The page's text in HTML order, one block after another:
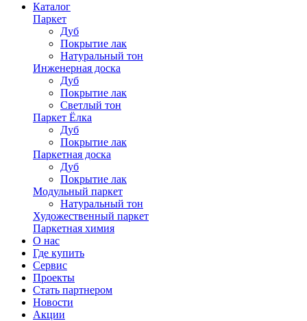
Каталог
Паркет
Дуб
Покрытие лак
Натуральный тон
Инженерная доска
Дуб
Покрытие лак
Светлый тон
Паркет Ёлка
Дуб
Покрытие лак
Паркетная доска
Дуб
Покрытие лак
Модульный паркет
Натуральный тон
Художественный паркет
Паркетная химия
О нас
Где купить
Сервис
Проекты
Стать партнером
Новости
Акции